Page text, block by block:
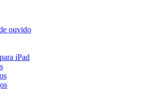
ouvido
iPad